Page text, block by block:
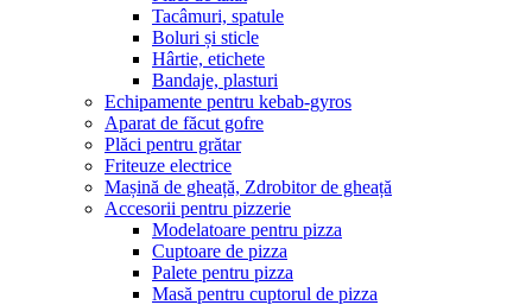
Tacâmuri, spatule
Boluri și sticle
Hârtie, etichete
Bandaje, plasturi
Echipamente pentru kebab-gyros
Aparat de făcut gofre
Plăci pentru grătar
Friteuze electrice
Mașină de gheață, Zdrobitor de gheață
Accesorii pentru pizzerie
Modelatoare pentru pizza
Cuptoare de pizza
Palete pentru pizza
Masă pentru cuptorul de pizza